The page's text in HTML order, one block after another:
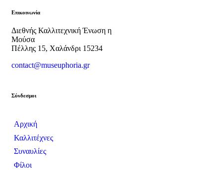
Επικοινωνία
Διεθνής Καλλιτεχνική Ένωση η
Μούσα
Πέλλης 15, Χαλάνδρι 15234
contact@museuphoria.gr
Σύνδεσμοι
Αρχική
Καλλιτέχνες
Συναυλίες
Φίλοι